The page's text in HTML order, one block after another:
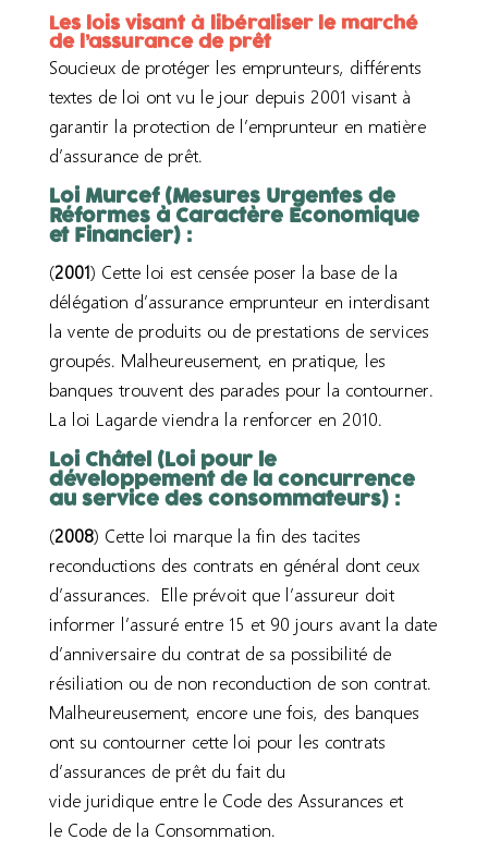
Les lois visant à libéraliser le marché
de l’assurance de prêt
Soucieux de protéger les emprunteurs, différents
textes de loi ont vu le jour depuis 2001 visant à
garantir la protection de l’emprunteur en matière
d’assurance de prêt.
Loi Murcef (Mesures Urgentes de
Réformes à Caractère Economique
et Financier) :
(2001) Cette loi est censéeposer la base de la
délégation d’assurance emprunteur en interdisant
la vente de produits ou de prestations de services
groupés. Malheureusement, en pratique, les
banques trouvent des parades pour la contourner.
La loi Lagarde viendra la renforcer en 2010.
Loi Châtel (Loi pour le
développement de la concurrence
au service des consommateurs) :
(2008) Cette loi marque la fin des tacites
reconductions des contrats en général dont ceux
d’assurances. Elle prévoit que l’assureur doit
informer l’assuré entre 15 et 90 jours avant la date
d’anniversaire du contratde sa possibilitéde
résiliation ou de non reconduction de son contrat.
Malheureusement, encore une fois, des banques
ont su contourner cette loi pour les contrats
d’assurances de prêt du fait du
vide juridiqueentre le Code des Assurances et
le Code de la Consommation.